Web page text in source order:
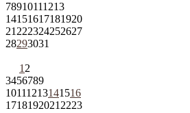
78910111213
14151617181920
21 222324252627
28293031
1 2
3456789
10111213141516
1718192021 2223